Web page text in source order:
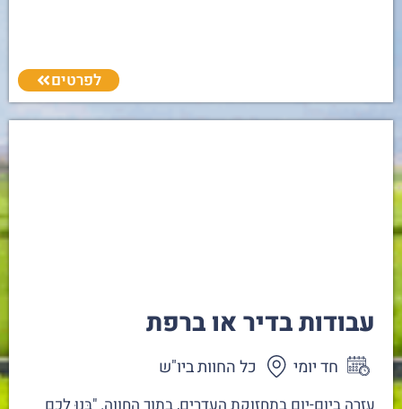
לפרטים
עבודות בדיר או ברפת
חד יומי כל החוות ביו"ש
עזרה ביום-יום בתחזוקת העדרים, בתוך החווה. "בְּנוּ לָכֶם